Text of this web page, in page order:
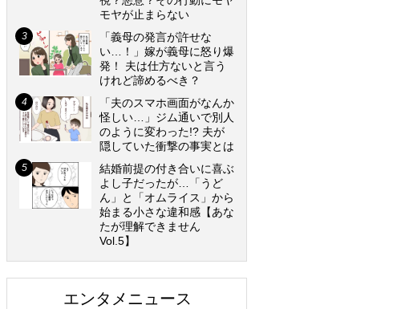
モヤが止まらない
「義母の発言が許せな
い…！」嫁が義母に怒り爆
発！ 夫は仕方ないと言う
けれど諦めるべき？
「夫のスマホ画面がなんか
怪しい…」ジム通いで別人
のように変わった!? 夫が
隠していた衝撃の事実とは
結婚前提の付き合いに喜ぶ
よし子だったが…「うど
ん」と「オムライス」から
始まる小さな違和感【あな
たが理解できません
Vol.5】
エンタメニュース